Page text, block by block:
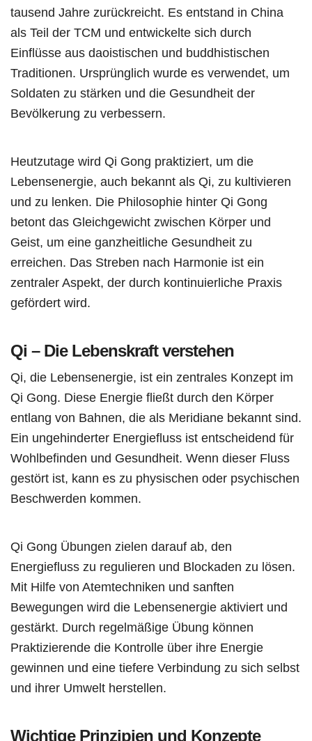
tausend Jahre zurückreicht. Es entstand in China
als Teil der TCM und entwickelte sich durch
Einflüsse aus daoistischen und buddhistischen
Traditionen. Ursprünglich wurde es verwendet, um
Soldaten zu stärken und die Gesundheit der
Bevölkerung zu verbessern.
Heutzutage wird Qi Gong praktiziert, um die
Lebensenergie, auch bekannt als Qi, zu kultivieren
und zu lenken. Die Philosophie hinter Qi Gong
betont das Gleichgewicht zwischen Körper und
Geist, um eine ganzheitliche Gesundheit zu
erreichen. Das Streben nach Harmonie ist ein
zentraler Aspekt, der durch kontinuierliche Praxis
gefördert wird.
Qi – Die Lebenskraft verstehen
Qi, die Lebensenergie, ist ein zentrales Konzept im
Qi Gong. Diese Energie fließt durch den Körper
entlang von Bahnen, die als Meridiane bekannt sind.
Ein ungehinderter Energiefluss ist entscheidend für
Wohlbefinden und Gesundheit. Wenn dieser Fluss
gestört ist, kann es zu physischen oder psychischen
Beschwerden kommen.
Qi Gong Übungen zielen darauf ab, den
Energiefluss zu regulieren und Blockaden zu lösen.
Mit Hilfe von Atemtechniken und sanften
Bewegungen wird die Lebensenergie aktiviert und
gestärkt. Durch regelmäßige Übung können
Praktizierende die Kontrolle über ihre Energie
gewinnen und eine tiefere Verbindung zu sich selbst
und ihrer Umwelt herstellen.
Wichtige Prinzipien und Konzepte